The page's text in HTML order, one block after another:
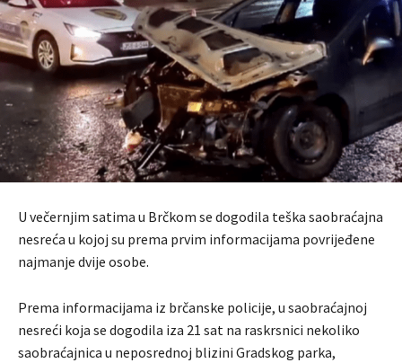
U večernjim satima u Brčkom se dogodila teška saobraćajna
nesreća u kojoj su prema prvim informacijama povrijeđene
najmanje dvije osobe.
Prema informacijama iz brčanske policije, u saobraćajnoj
nesreći koja se dogodila iza 21 sat na raskrsnici nekoliko
saobraćajnica u neposrednoj blizini Gradskog parka,